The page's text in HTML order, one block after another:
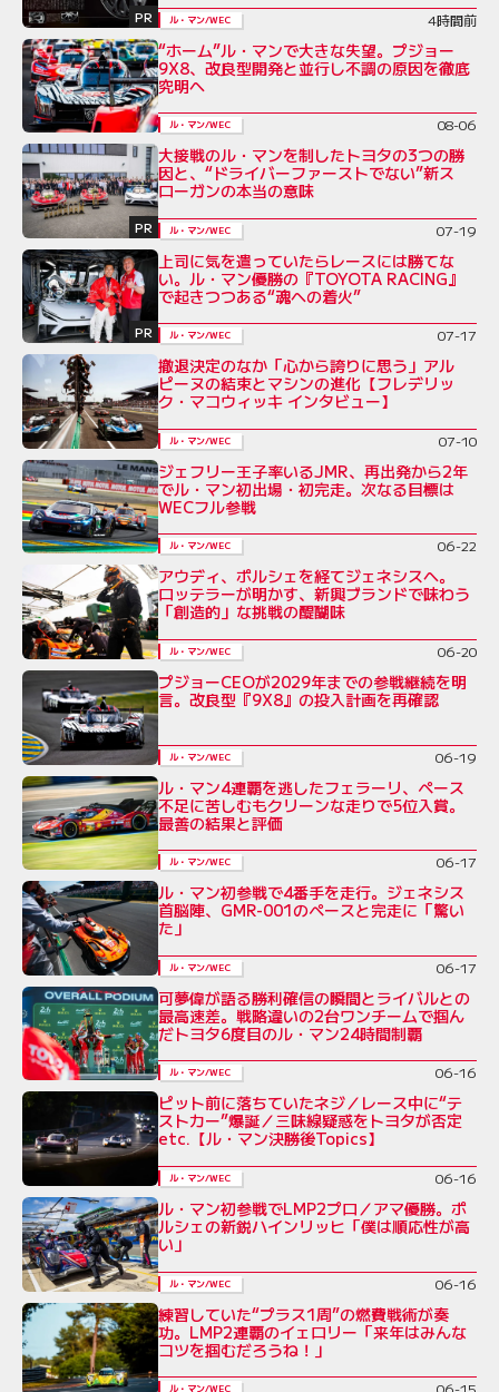
PR ル・マン/WEC 4時間前
“ホーム”ル・マンで大きな失望。プジョー
9X8、改良型開発と並行し不調の原因を徹底
究明へ
ル・マン/WEC 08-06
PR
大接戦のル・マンを制したトヨタの3つの勝
因と、“ドライバーファーストでない”新ス
ローガンの本当の意味
ル・マン/WEC 07-19
PR
上司に気を遣っていたらレースには勝てな
い。ル・マン優勝の『TOYOTA RACING』
で起きつつある“魂への着火”
ル・マン/WEC 07-17
撤退決定のなか「心から誇りに思う」アル
ピーヌの結束とマシンの進化【フレデリッ
ク・マコウィッキ インタビュー】
ル・マン/WEC 07-10
ジェフリー王子率いるJMR、再出発から2年
でル・マン初出場・初完走。次なる目標は
WECフル参戦
ル・マン/WEC 06-22
アウディ、ポルシェを経てジェネシスへ。
ロッテラーが明かす、新興ブランドで味わう
「創造的」な挑戦の醍醐味
ル・マン/WEC 06-20
プジョーCEOが2029年までの参戦継続を明
言。改良型『9X8』の投入計画を再確認
ル・マン/WEC 06-19
ル・マン4連覇を逃したフェラーリ、ペース
不足に苦しむもクリーンな走りで5位入賞。
最善の結果と評価
ル・マン/WEC 06-17
ル・マン初参戦で4番手を走行。ジェネシス
首脳陣、GMR-001のペースと完走に「驚い
た」
ル・マン/WEC 06-17
可夢偉が語る勝利確信の瞬間とライバルとの
最高速差。戦略違いの2台ワンチームで掴ん
だトヨタ6度目のル・マン24時間制覇
ル・マン/WEC 06-16
ピット前に落ちていたネジ／レース中に“テ
ストカー”爆誕／三味線疑惑をトヨタが否定
etc.【ル・マン決勝後Topics】
ル・マン/WEC 06-16
ル・マン初参戦でLMP2プロ／アマ優勝。ポ
ルシェの新鋭ハインリッヒ「僕は順応性が高
い」
ル・マン/WEC 06-16
練習していた“プラス1周”の燃費戦術が奏
功。LMP2連覇のイェロリー「来年はみんな
コツを掴むだろうね！」
ル・マン/WEC 06-15